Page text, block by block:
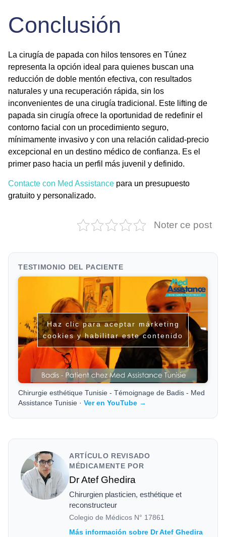
Conclusión
La cirugía de papada con hilos tensores en Túnez
representa la opción ideal para quienes buscan una
reducción de doble mentón efectiva, con resultados
naturales y una recuperación rápida, sin los
inconvenientes de una cirugía tradicional. Este lifting de
papada sin cirugía ofrece la oportunidad de redefinir el
contorno facial con un procedimiento seguro,
mínimamente invasivo y con una relación calidad-precio
excepcional en un destino médico de confianza. Es el
primer paso hacia un perfil más juvenil y definido.
Contacte con Med Assistance para un presupuesto
gratuito y personalizado.
Noter ce post
TESTIMONIO DEL PACIENTE
Haz clic para aceptar márketing
cookies y habilitar este contenido
Chirurgie esthétique Tunisie - Témoignage de Badis - Med
Assistance Tunisie ·Ver en YouTube →
ARTÍCULO REVISADO
MÉDICAMENTE POR
Dr Atef Ghedira
Chirurgien plasticien, esthétique et
reconstructeur
Colegio de Médicos N° 17861
Más información sobre Dr Atef Ghedira